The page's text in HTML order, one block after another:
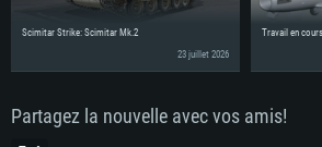
Scimitar Strike: Scimitar Mk.2
23 juillet 2026
Travail en
Partagez la nouvelle avec vos amis!